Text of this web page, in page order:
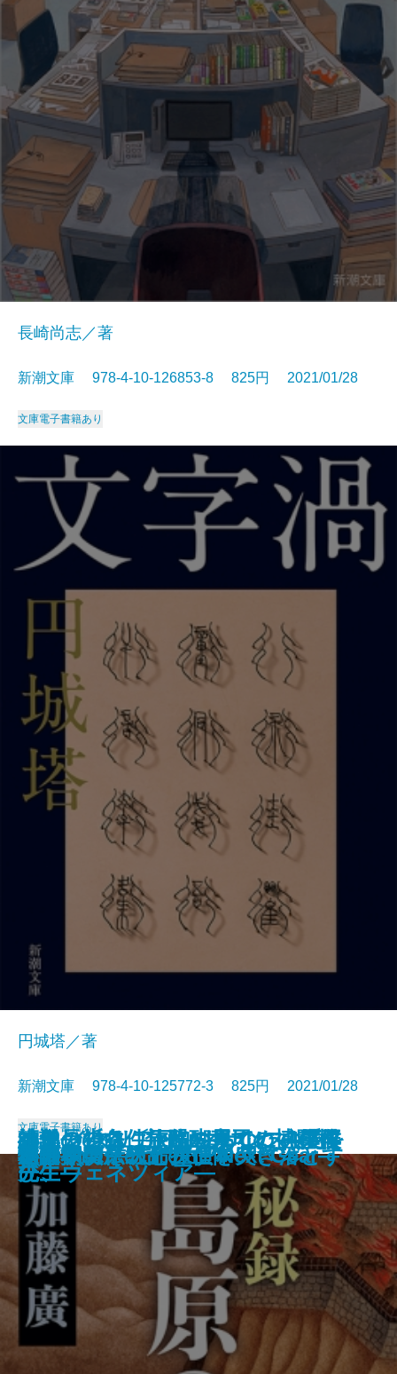
ペインレス〔下〕―あなたの愛を
殺して―
鏡子の家
今夜、もし僕が死ななければ
ひとでちゃんに殺される
草薙の剣
嘘 Love Lies
文豪ナビ 司馬遼太郎
心が挫けそうになった日に
編集長の条件―醍醐真司の博覧推
理ファイル―
長崎尚志／著
新潮文庫 978-4-10-126853-8 825円 2021/01/28
文庫電子書籍あり
文字渦
円城塔／著
新潮文庫 978-4-10-125772-3 825円 2021/01/28
文庫電子書籍あり
秘録 島原の乱
アトラス―天命探偵 Next Gear―
冬の朝、そっと担任を突き落とす
物件探偵
神仙の告白 旅路の果てに―僕僕
先生―
師弟の祈り 旅路の果てに―僕僕
先生―
「日本の伝統」の正体
遺訓
小説 イタリア・ルネサンス4―再
び、ヴェネツィア―
庭